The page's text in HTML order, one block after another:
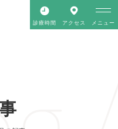
診療時間 アクセス メニュー